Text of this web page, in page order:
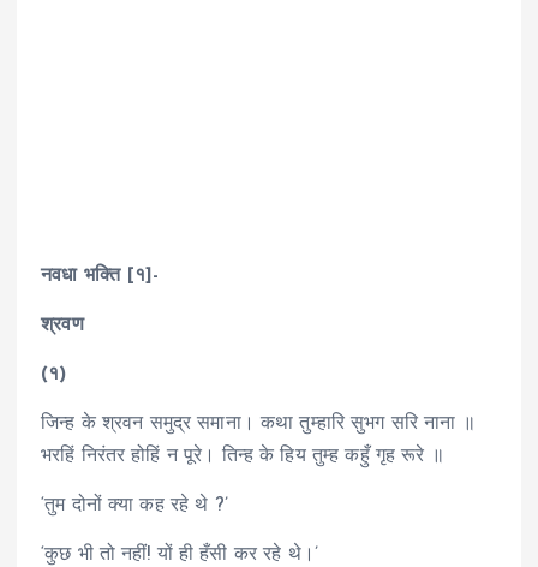
नवधा भक्ति [१]-
श्रवण
(१)
जिन्ह के श्रवन समुद्र समाना। कथा तुम्हारि सुभग सरि नाना ॥
भरहिं निरंतर होहिं न पूरे। तिन्ह के हिय तुम्ह कहुँ गृह रूरे ॥
‘तुम दोनों क्या कह रहे थे ?’
‘कुछ भी तो नहीं! यों ही हँसी कर रहे थे।’